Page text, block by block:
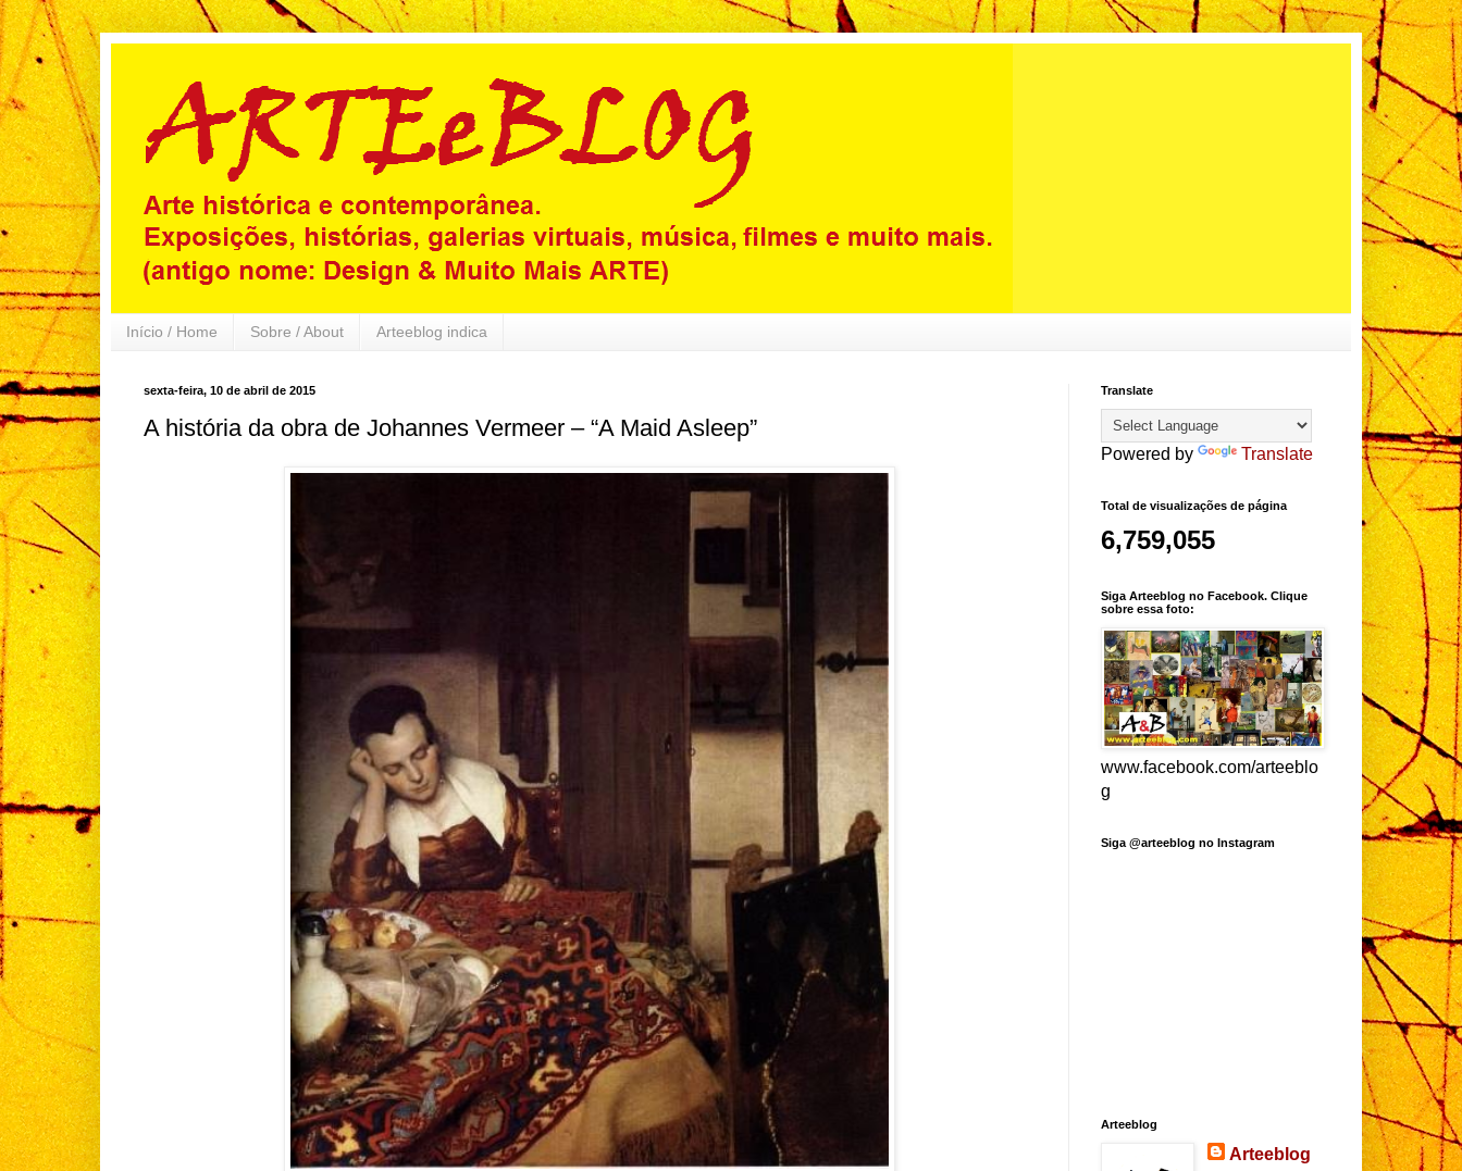
Início / Home Sobre / About Arteeblog indica
sexta-feira, 10 de abril de 2015
A história da obra de Johannes Vermeer – “A Maid Asleep”
Translate
Powered by Translate
Total de visualizações de página
6,759,055
Siga Arteeblog no Facebook. Clique
sobre essa foto:
www.facebook.com/arteeblo
g
Siga @arteeblog no Instagram
Arteeblog
Arteeblog